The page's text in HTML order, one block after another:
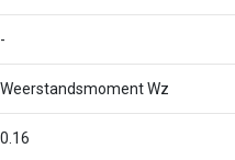
-
Weerstandsmoment Wz
0.16